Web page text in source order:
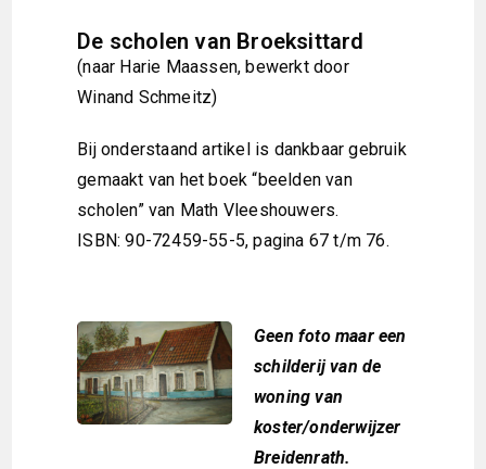
De scholen van Broeksittard
(naar Harie Maassen, bewerkt door
Winand Schmeitz)
Bij onderstaand artikel is dankbaar gebruik
gemaakt van het boek “beelden van
scholen” van Math Vleeshouwers.
ISBN: 90-72459-55-5, pagina 67 t/m 76.
Geen foto maar een
schilderij van de
woning van
koster/onderwijzer
Breidenrath.